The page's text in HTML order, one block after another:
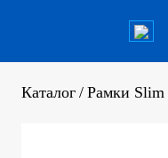
Каталог / Рамки Slim